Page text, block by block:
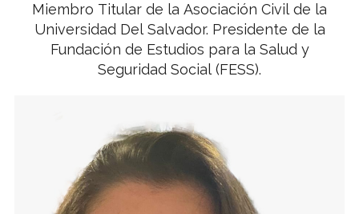
Miembro Titular de la Asociación Civil de la
Universidad Del Salvador. Presidente de la
Fundación de Estudios para la Salud y
Seguridad Social (FESS).